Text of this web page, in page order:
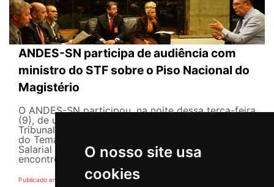
O nosso site usa
cookies
ANDES-SN participa de audiência com
ministro do STF sobre o Piso Nacional do
Magistério
O ANDES-SN participou, na noite dessa terça-feira
(9), de uma audiência com o ministro do Supremo
Tribunal Federal (STF), Gilmar Mendes, para tratar
do Tema 1218, que discute a aplicação do Piso
Salarial Profissional Nacional do Magistério. O
encontro ocorreu...
Publicado em: 10 de Junho de 2026